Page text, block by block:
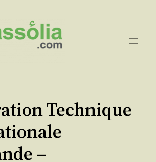
Technique
–